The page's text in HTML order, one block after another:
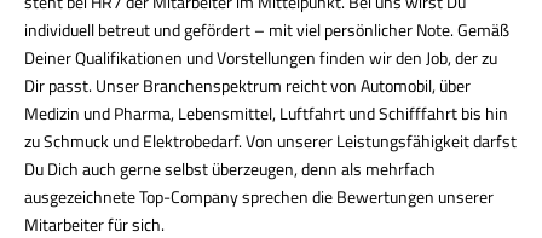
individuell betreut und gefördert – mit viel persönlicher Note. Gemäß
Deiner Qualifikationen und Vorstellungen finden wir den Job, der zu
Dir passt. Unser Branchenspektrum reicht von Automobil, über
Medizin und Pharma, Lebensmittel, Luftfahrt und Schifffahrt bis hin
zu Schmuck und Elektrobedarf. Von unserer Leistungsfähigkeit darfst
Du Dich auch gerne selbst überzeugen, denn als mehrfach
ausgezeichnete Top-Company sprechen die Bewertungen unserer
Mitarbeiter für sich.